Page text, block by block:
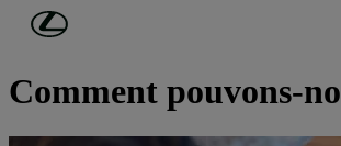
Passer au contenu principal
Support
Comment pouvons-